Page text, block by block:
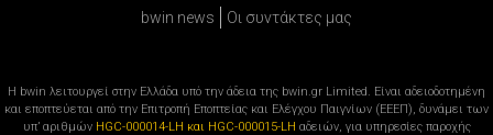
bwin news Oι συντάκτες μας
Η bwin λειτουργεί στην Ελλάδα υπό την άδεια της bwin.gr Limited. Είναι αδειοδοτημένη
και εποπτεύεται από την Επιτροπή Εποπτείας και Ελέγχου Παιγνίων (ΕΕΕΠ), δυνάμει των
υπ’ αριθμών HGC-000014-LH και HGC-000015-LH αδειών, για υπηρεσίες παροχής